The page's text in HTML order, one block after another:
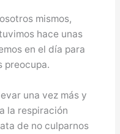
mismos,
hace unas
en el día para
preocupa.
una vez más y
la respiración
de no culparnos